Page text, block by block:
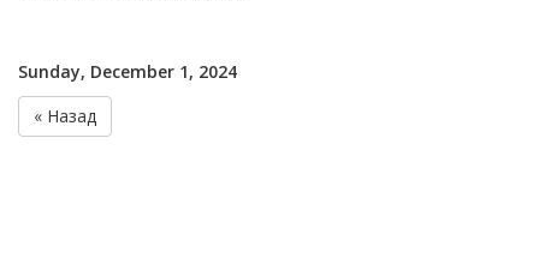
Sunday, December 1, 2024
« Назад